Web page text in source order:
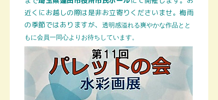
近くにお越しの際は是非お立寄りくださいませ。梅雨
の季節ではありますが、
透明感溢れる爽やかな作品とと
もに会員一同心よりお待ちしています。